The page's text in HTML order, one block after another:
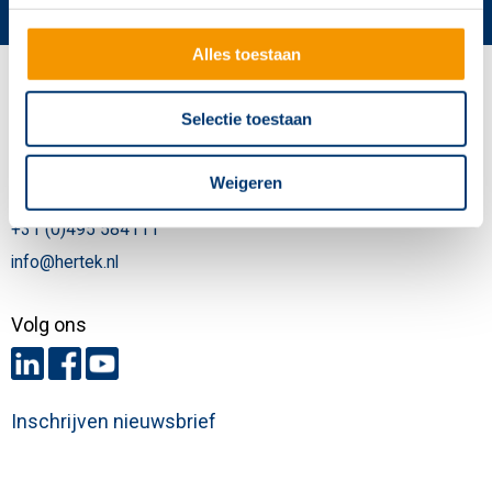
Alles toestaan
Selectie toestaan
Weigeren
Contactgegevens
Hertek Groep hoofdkantoor
Copernicusstraat 8
+31 (0)495 584111
info@hertek.nl
Volg ons
Inschrijven nieuwsbrief